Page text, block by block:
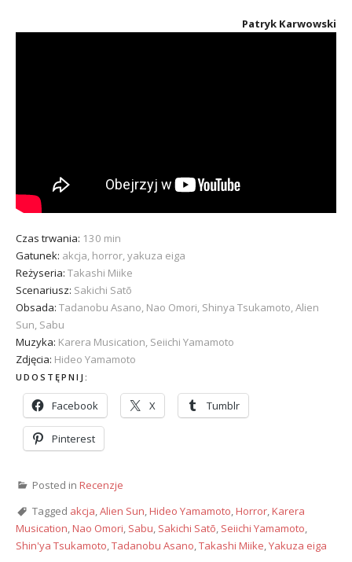
Patryk Karwowski
Czas trwania: 130 min
Gatunek: akcja, horror, yakuza eiga
Reżyseria: Takashi Miike
Scenariusz: Sakichi Satō
Obsada: Tadanobu Asano, Nao Omori, Shinya Tsukamoto, Alien
Sun, Sabu
Muzyka: Karera Musication, Seiichi Yamamoto
Zdjęcia: Hideo Yamamoto
UDOSTĘPNIJ:
Facebook X Tumblr
Pinterest
Posted in Recenzje
Tagged akcja,Alien Sun,Hideo Yamamoto,Horror,Karera
Musication,Nao Omori, Sabu, Sakichi Satō, Seiichi Yamamoto,
Shin'ya Tsukamoto,Tadanobu Asano,Takashi Miike,Yakuza eiga